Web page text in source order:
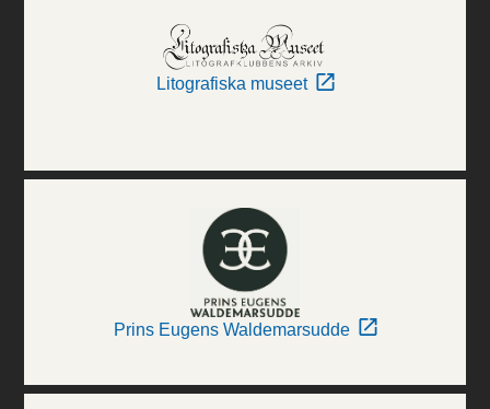
Litografiska museet
Prins Eugens Waldemarsudde